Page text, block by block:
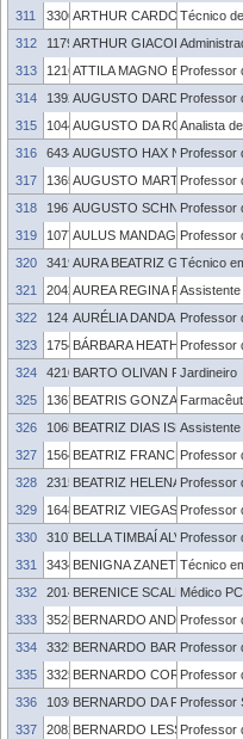
311
3306234ARTHUR CARDOZOTécnico
312
1179320ARTHUR GIACOBBO
313
1216177ATTILA MAGNO E SILVA
Professor
314
1392070AUGUSTO DARDEProfessor
315
1044437AUGUSTO DA ROSA MUNIZ
Analista
316
6434349AUGUSTO HAX Professor
317
1365865AUGUSTO MARTINSProfessor
318
1967599AUGUSTO SCHNEIDER
Professor
319
1077011AULUS MANDAGARAProfessor
320
3419280AURA BEATRIZ GAUTIER
Técnico
321
2042301AUREA REGINA Assistente
322
1241010AURÉLIA DANDA SAMPAIO
Professor
323
1754393BÁRBARA HEATHER LUTZ
Professor
324
421051BARTO OLIVAN ROSA DE
Jardineiro
325
1367533BEATRIS GONZALEZ
326
1065998BEATRIZ DIAS ISLABÃO
Assistente
327
1564985BEATRIZ FRANCHINIProfessor
328
2315533BEATRIZ HELENA GOMES
Professor
329
1648761BEATRIZ VIEGAS FARIA
Professor
330
3107326BELLA TIMBAÍ ALVES NETO
Professor
331
3434700BENIGNA ZANETTI GARCIA
Técnico
332
2014021BERENICE SCALETZKY
Médico
333
3528622BERNARDO ANDRESProfessor
334
3325203BERNARDO BARANCELLI
Professor
335
3325277BERNARDO CORTIZO DE
Professor
336
1036695BERNARDO DA FONSECA
Professor
337
2082107BERNARDO LESSA HORTA
Professor